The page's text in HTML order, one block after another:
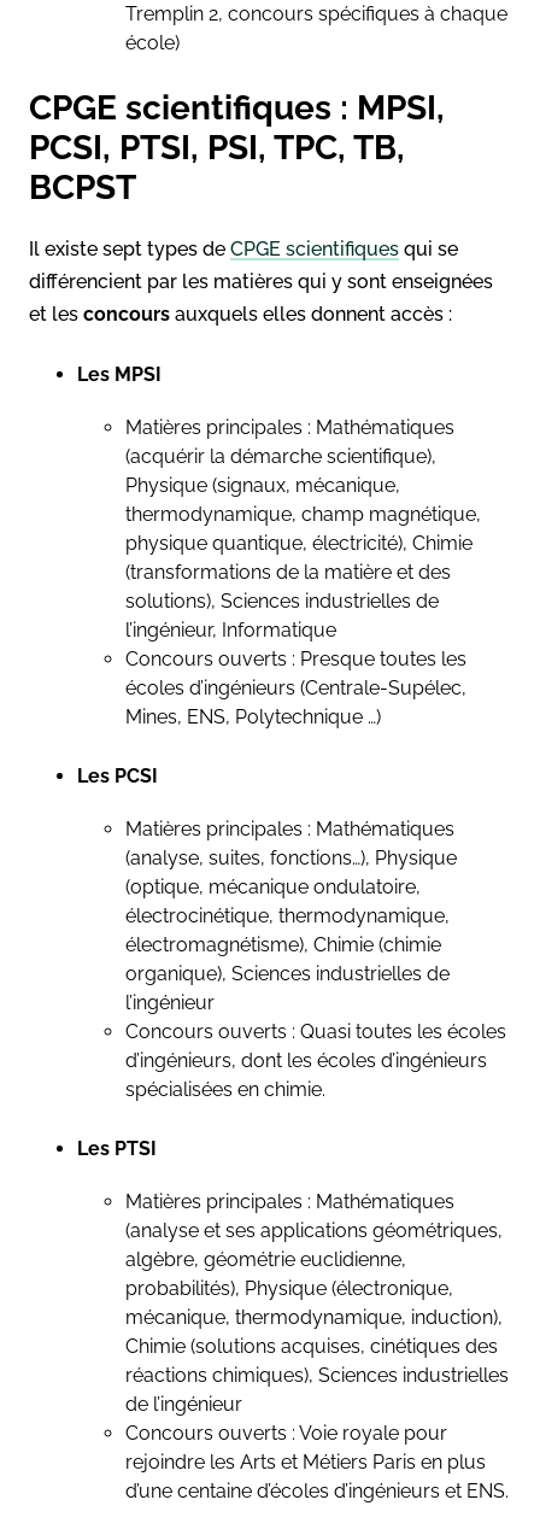
Tremplin 2, concours spécifiques à chaque
école)
CPGE scientifiques : MPSI,
PCSI, PTSI, PSI, TPC, TB,
BCPST
Il existe sept types de CPGE scientifiques qui se
différencient par les matières qui y sont enseignées
et les concours auxquels elles donnent accès :
Les MPSI
Matières principales : Mathématiques
(acquérir la démarche scientifique),
Physique (signaux, mécanique,
thermodynamique, champ magnétique,
physique quantique, électricité), Chimie
(transformations de la matière et des
solutions), Sciences industrielles de
l’ingénieur, Informatique
Concours ouverts : Presque toutes les
écoles d’ingénieurs (Centrale-Supélec,
Mines, ENS, Polytechnique …)
Les PCSI
Matières principales : Mathématiques
(analyse, suites, fonctions…), Physique
(optique, mécanique ondulatoire,
électrocinétique, thermodynamique,
électromagnétisme), Chimie (chimie
organique), Sciences industrielles de
l’ingénieur
Concours ouverts : Quasi toutes les écoles
d’ingénieurs, dont les écoles d’ingénieurs
spécialisées en chimie.
Les PTSI
Matières principales : Mathématiques
(analyse et ses applications géométriques,
algèbre, géométrie euclidienne,
probabilités), Physique (électronique,
mécanique, thermodynamique, induction),
Chimie (solutions acquises, cinétiques des
réactions chimiques), Sciences industrielles
de l’ingénieur
Concours ouverts : Voie royale pour
rejoindre les Arts et Métiers Paris en plus
d’une centaine d’écoles d’ingénieurs et ENS.